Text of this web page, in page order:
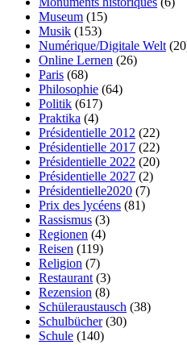
Museum (15)
Musik (153)
Numérique/Digitale Welt
Online Lernen (26)
Paris (68)
Philosophie (64)
Politik (617)
Praktika (4)
Présidentielle 2012 (22)
Présidentielle 2017 (22)
Présidentielle 2022 (20)
Présidentielle 2027 (2)
Présidentielle2020 (7)
Prix des lycéens (81)
Rassismus (3)
Regionen (4)
Reisen (119)
Religion (7)
Restaurant (3)
Rezension (8)
Schüleraustausch (38)
Schulbücher(30)
Schule (140)